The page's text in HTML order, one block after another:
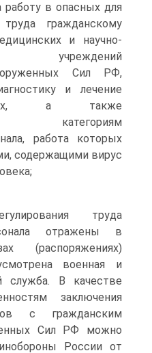
работу в опасных для
гражданскому
и научно-
учреждений
Сил РФ,
и лечение
а также
категориям
работа которых
содержащими вирус
труда
отражены в
(распоряжениях)
военная и
служба. В качестве
заключения
с гражданским
Сил РФ можно
России от